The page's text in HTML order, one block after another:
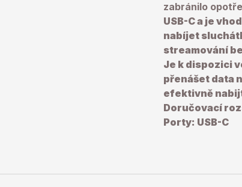
zabránilo
USB-C a je
nabíjet
streamování
Je k dispozici
přenášet data
efektivně
Doručovací
Porty: USB-C